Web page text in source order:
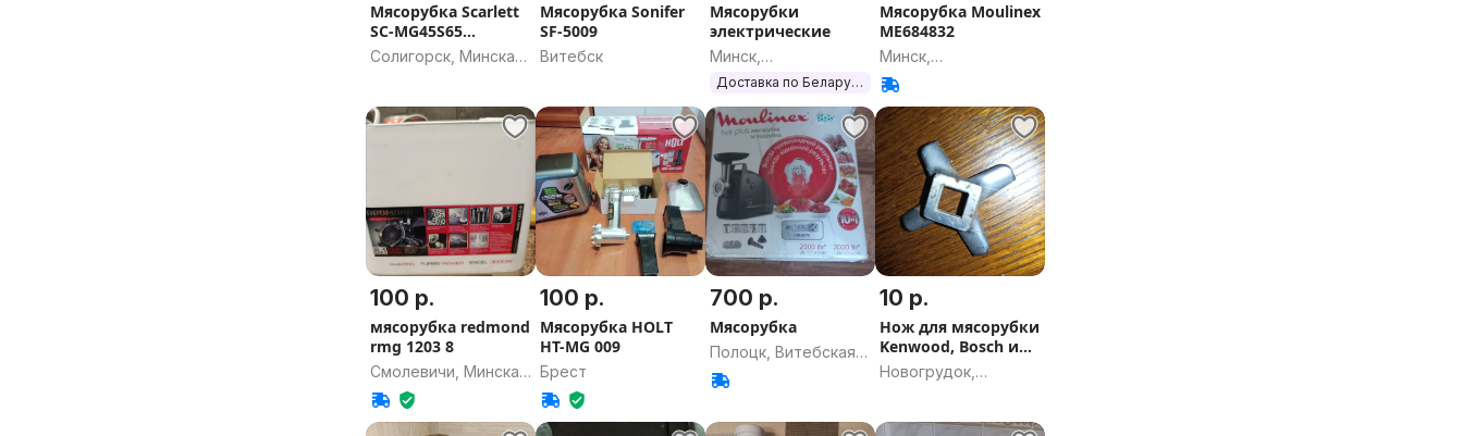
Мясорубка Scarlett
SC-MG45S65
(Арт.15/2601933)
Солигорск, Минская
Мясорубка Sonifer
SF-5009
Витебск
Мясорубки
электрические
Минск,
Первомайский
Доставка по Беларуси
Мясорубка Moulinex
ME684832
Минск,
Первомайский
100 р.
мясорубка redmond
rmg 1203 8
Смолевичи, Минская
область
100 р.
Мясорубка HOLT
HT-MG 009
Брест
700 р.
Мясорубка
Полоцк, Витебская
область
10 р.
Нож для мясорубки
Kenwood, Bosch или
Zelmer
Новогрудок,